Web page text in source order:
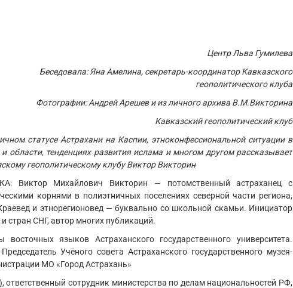
Центр Льва Гумилева
Беседовала: Яна Амелина, секретарь-координатор Кавказского
геополитического клуба
Фотографии: Андрей Арешев и из личного архива В.М.Викторина
Кавказский геополитический клуб
статусе Астрахани на Каспии, этноконфессиональной ситуации в
и области, тенденциях развития ислама и многом другом рассказывает
геополитическому клубу Виктор Викторин
Виктор Михайлович Викторин — потомственный астраханец с
корнями в полиэтничных поселениях северной части региона,
и этнорегионовед — буквально со школьной скамьи. Инициатор
стран СНГ, автор многих публикаций.
языков Астраханского государственного университета.
Учёного совета Астраханского государственного музея-
МО «Город Астрахань»
сотрудник министерства по делам национальностей РФ,